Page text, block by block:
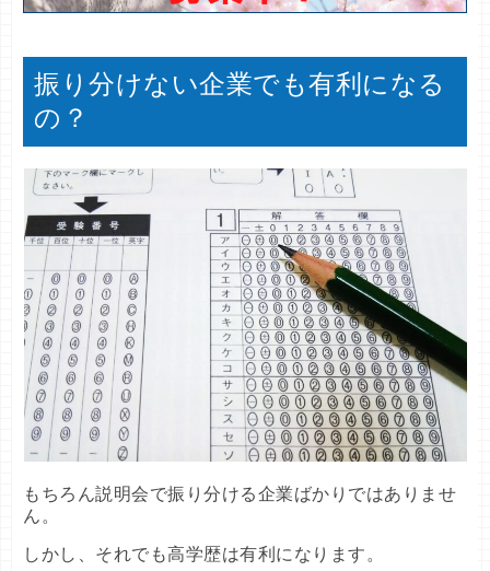
振り分けない企業でも有利になる
の？
もちろん説明会で振り分ける企業ばかりではありませ
ん。
しかし、それでも高学歴は有利になります。